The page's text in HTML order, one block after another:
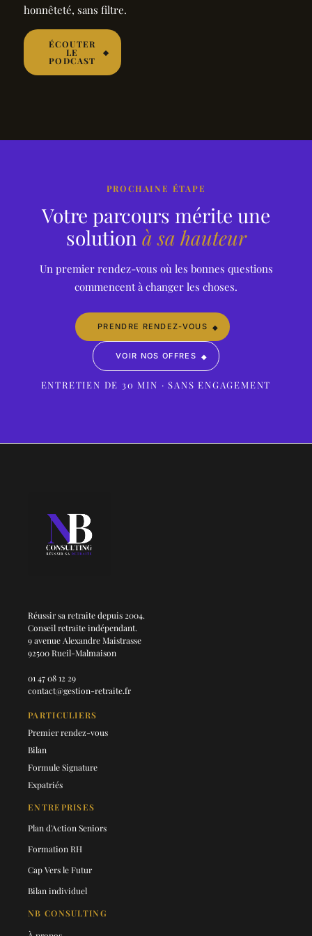
honnêteté, sans filtre.
ÉCOUTER
LE
PODCAST
PROCHAINE ÉTAPE
Votre parcours mérite une
solution à sa hauteur
Un premier rendez-vous où les bonnes questions
commencent à changer les choses.
PRENDRE RENDEZ-VOUS
VOIR NOS OFFRES
ENTRETIEN DE 30 MIN · SANS ENGAGEMENT
Réussir sa retraite depuis 2004.
Conseil retraite indépendant.
9 avenue Alexandre Maistrasse
92500 Rueil-Malmaison
01 47 08 12 29
contact@gestion-retraite.fr
PARTICULIERS
Premier rendez-vous
Bilan
Formule Signature
Expatriés
ENTREPRISES
Plan d'Action Seniors
Formation RH
Cap Vers le Futur
Bilan individuel
NB CONSULTING